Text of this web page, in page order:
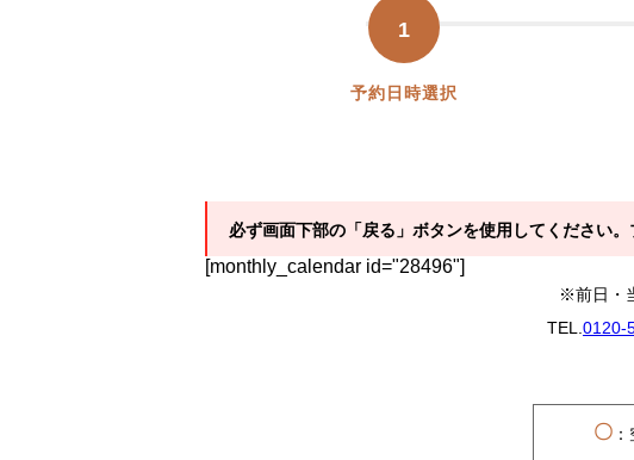
1
予約日時選択
必ず画面下部の「戻る」ボタンを使用してください
[monthly_calendar id="28496"]
※前日・
TEL. 0120-
〇：